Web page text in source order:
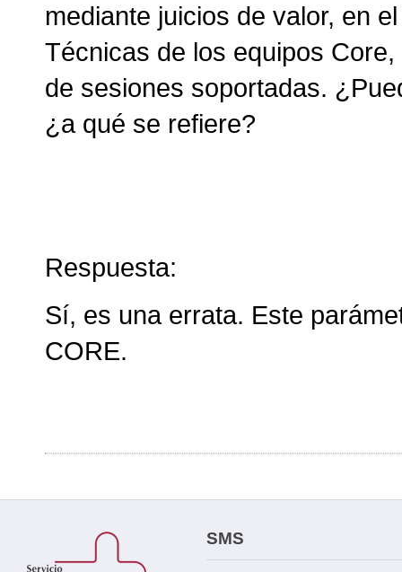
mediante juicios de valor, en
Técnicas de los equipos
de sesiones soportadas.
¿a qué se refiere?
Respuesta:
Sí, es una errata. Este
CORE.
SMS